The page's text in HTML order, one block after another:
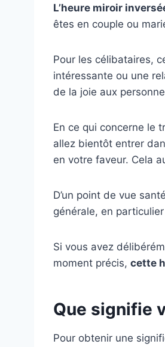
L’heure miroir
êtes en couple ou
Pour les célibataires,
intéressante ou une
de la joie aux
En ce qui concerne le
allez bientôt entrer
en votre faveur. Cela
D’un point de vue
générale, en
Si vous avez
moment précis, cette
Que signifie
Pour obtenir une